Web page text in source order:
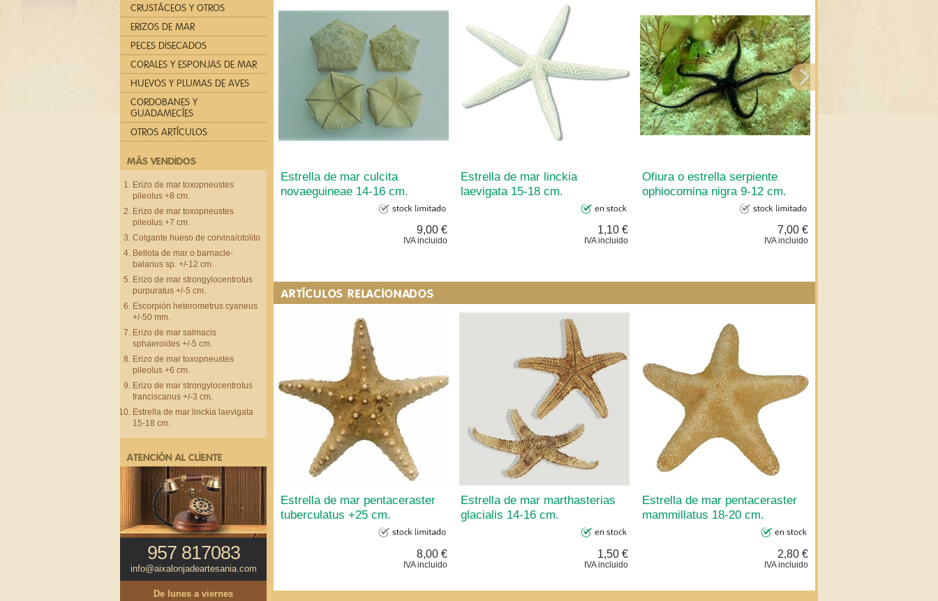
Estrella de mar culcita
novaeguineae 14-16 cm.
9,00 €
IVA incluido
Estrella de mar linckia
laevigata 15-18 cm.
1,10 €
IVA incluido
Ofiura o estrella serpiente
ophiocomina nigra 9-12 cm.
7,00 €
IVA incluido
ARTÍCULOS RELACIONADOS
Estrella de mar pentaceraster
tuberculatus +25 cm.
8,00 €
IVA incluido
Estrella de mar marthasterias
glacialis 14-16 cm.
1,50 €
IVA incluido
Estrella de mar pentaceraster
mammillatus 18-20 cm.
2,80 €
IVA incluido
CRUSTÁCEOS Y OTROS
ERIZOS DE MAR
PECES DISECADOS
CORALES Y ESPONJAS DE MAR
HUEVOS Y PLUMAS DE AVES
CORDOBANES Y
GUADAMECÍES
OTROS ARTÍCULOS
MÁS VENDIDOS
Erizo de mar toxopneustes
pileolus +8 cm.
Erizo de mar toxopneustes
pileolus +7 cm.
Colgante hueso de corvina/otolito
Bellota de mar o barnacle-
balanus sp. +/-12 cm.
Erizo de mar strongylocentrotus
purpuratus +/-5 cm.
Escorpión heterometrus cyaneus
+/-50 mm.
Erizo de mar salmacis
sphaeroides +/-5 cm.
Erizo de mar toxopneustes
pileolus +6 cm.
Erizo de mar strongylocentrotus
franciscanus +/-3 cm.
Estrella de mar linckia laevigata
15-18 cm.
ATENCIÓN AL CLIENTE
957 817083
info@aixalonjadeartesania.com
De lunes a viernes